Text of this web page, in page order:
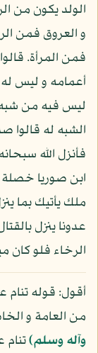
الولد يكون من
و العروق فمن
فمن المرأة.
أعمامه و ليس
ليس فيه من شبه
الشبه له
فأنزل الله
ابن صوريا خصلة
ملك يأتيك بما
عدونا ينزل
الرخاء فلو كان
أقول: قوله
من العامة و
وآله وسلم)تنام